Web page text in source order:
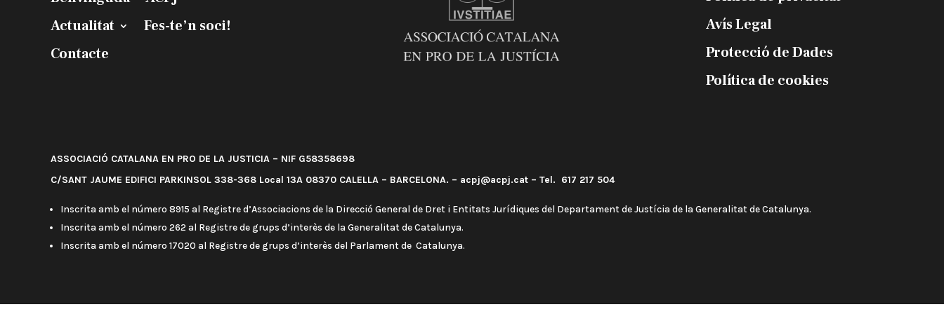
Actualitat
Fes-te’n soci!
Contacte
Avís Legal
Protecció de Dades
Política de cookies
ASSOCIACIÓ CATALANA EN PRO DE LA JUSTICIA – NIF G58358698
C/SANT JAUME EDIFICI PARKINSOL 338-368 Local 13A 08370 CALELLA – BARCELONA. – acpj@acpj.cat – Tel. 617 217 504
Inscrita amb el número 8915 al Registre d’Associacions de la Direcció General de Dret i Entitats Jurídiques del Departament de Justícia de la Generalitat de Catalunya.
Inscrita amb el número 262 al Registre de grups d’interès de la Generalitat de Catalunya.
Inscrita amb el número 17020 al Registre de grups d’interès del Parlament de Catalunya.